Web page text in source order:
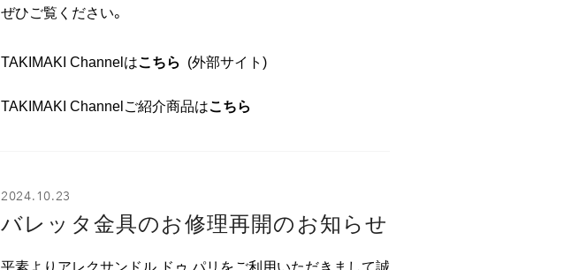
ぜひご覧ください。
TAKIMAKI Channelはこちら (外部サイト)
TAKIMAKI Channelご紹介商品はこちら
2024.10.23
バレッタ金具のお修理再開のお知らせ